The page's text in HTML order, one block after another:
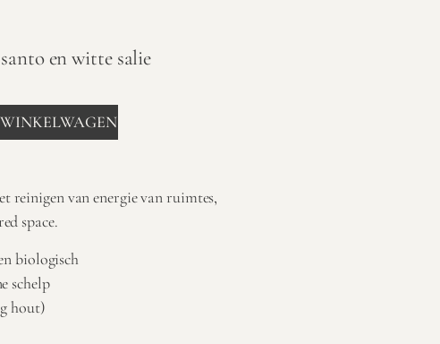
en witte salie
reinigen van energie van ruimtes,
space.
biologisch
schelp
hout)